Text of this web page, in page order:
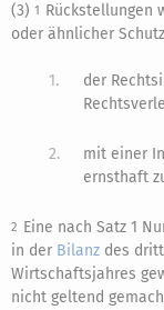
(3) 1 Rückstellungen
oder ähnlicher
1.
der
2.
mit einer
ernsthaft
2 Eine nach Satz 1
in der Bilanz des
Wirtschaftsjahres
nicht geltend